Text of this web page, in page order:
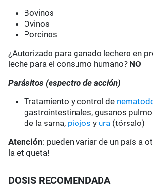
Bovinos
Ovinos
Porcinos
¿Autorizado para ganado lechero en
leche para el consumo humano? NO
Parásitos (espectro de acción)
Tratamiento y control de
gastrointestinales, gusanos
de la sarna, piojos y ura (tórsalo)
Atención: pueden variar de un país a
la etiqueta!
DOSIS RECOMENDADA